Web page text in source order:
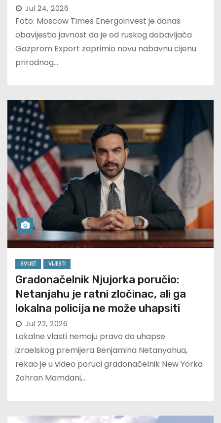
Jul 24, 2026
Foto: Moscow Times Energoinvest je danas
obavijestio javnost da je od ruskog dobavljača
Gazprom Export zaprimio novu nabavnu cijenu
prirodnog…
SVIJET VIJESTI
Gradonačelnik Njujorka poručio:
Netanjahu je ratni zločinac, ali ga
lokalna policija ne može uhapsiti
Jul 22, 2026
Lokalne vlasti nemaju pravo da uhapse
izraelskog premijera Benjamina Netanyahua,
rekao je u video poruci gradonačelnik New Yorka
Zohran Mamdani,…